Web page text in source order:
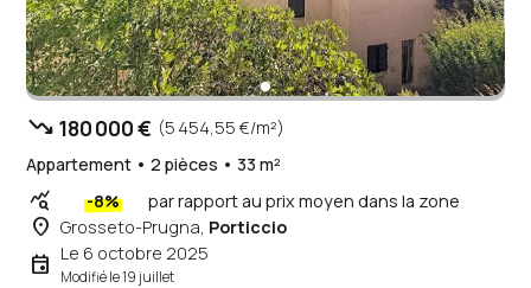
trending_down 180 000 € (5 454,55 €/m²)
Appartement • 2 pièces • 33 m²
query_stats -8% par rapport au prix moyen dans la zone
place Grosseto-Prugna, Porticcio
event Le 6 octobre 2025
Modifié le 19 juillet